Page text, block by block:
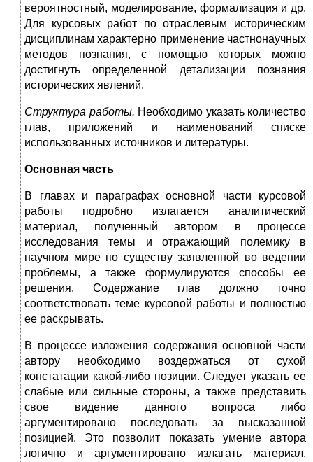
вероятностный, моделирование, формализация и др.
Для курсовых работ по отраслевым историческим
дисциплинам характерно применение частнонаучных
методов познания, с помощью которых можно
достигнуть определенной детализации познания
исторических явлений.
Структура работы. Необходимо указать количество
глав, приложений и наименований списке
использованных источников и литературы.
Основная часть
В главах и параграфах основной части курсовой
работы подробно излагается аналитический
материал, полученный автором в процессе
исследования темы и отражающий полемику в
научном мире по существу заявленной во ведении
проблемы, а также формулируются способы ее
решения. Содержание глав должно точно
соответствовать теме курсовой работы и полностью
ее раскрывать.
В процессе изложения содержания основной части
автору необходимо воздержаться от сухой
констатации какой-либо позиции. Следует указать ее
слабые или сильные стороны, а также представить
свое видение данного вопроса либо
аргументировано последовать за высказанной
позицией. Это позволит показать умение автора
логично и аргументировано излагать материал,